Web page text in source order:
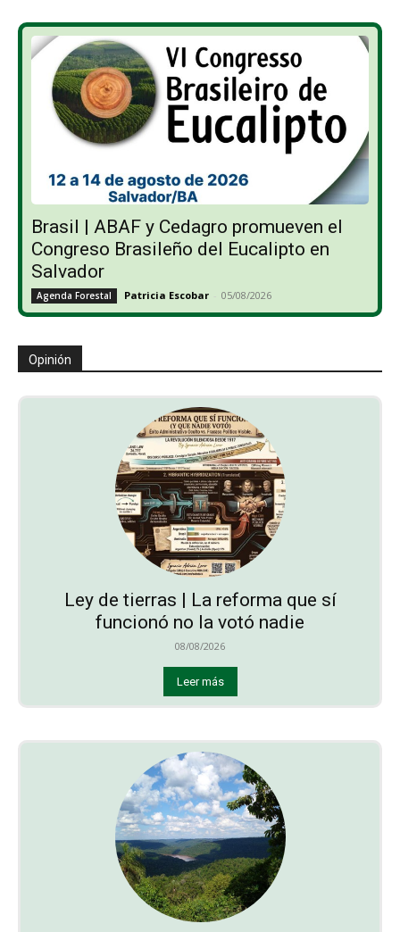
Brasil | ABAF y Cedagro promueven el
Congreso Brasileño del Eucalipto en
Salvador
Agenda Forestal Patricia Escobar - 05/08/2026
Opinión
Ley de tierras | La reforma que sí
funcionó no la votó nadie
08/08/2026
Leer más